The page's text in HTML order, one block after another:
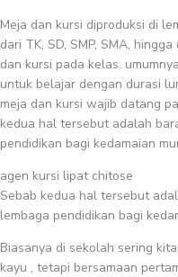
Meja dan kursi diproduksi di
dari TK, SD, SMP, SMA,
dan kursi pada kelas.
untuk belajar dengan durasi
meja dan kursi wajib datang
kedua hal tersebut adalah
pendidikan bagi kedamaian
agen kursi lipat chitose
Sebab kedua hal tersebut
lembaga pendidikan bagi
Biasanya di sekolah sering
kayu , tetapi bersamaan